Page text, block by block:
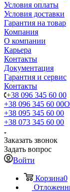
Условия оплаты
Условия доставки
Гарантия на товар
Компания
О компании
Карьера
Контакты
Документация
Гарантия и сервис
Контакты
+38 096 345 60 00
+38 096 345 60 00
+38 095 345 60 00
+38 073 345 60 00
Заказать звонок
Задать вопрос
Войти
Корзина0